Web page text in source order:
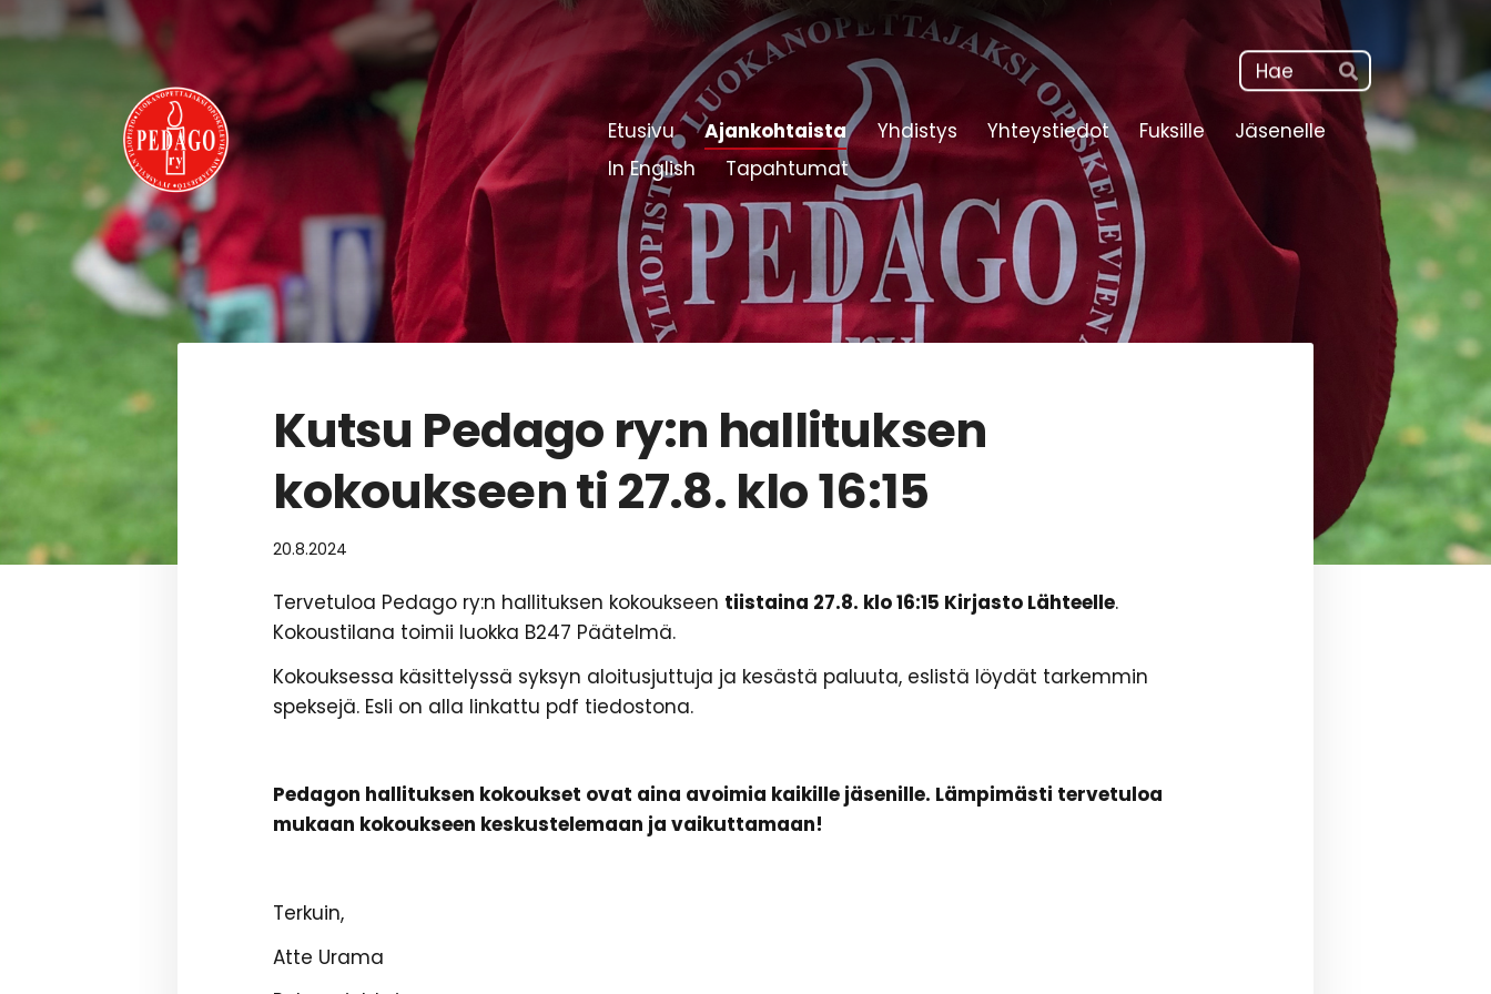
Haku
Hae
Pedago ry
Etusivu Ajankohtaista Yhdistys Yhteystiedot Fuksille
Jäsenelle
In English
Tapahtumat
Kutsu Pedago ry:n hallituksen
kokoukseen ti 27.8. klo 16:15
20.8.2024
Tervetuloa Pedago ry:n hallituksen kokoukseen tiistaina 27.8. klo 16:15 Kirjasto Lähteelle.
Kokoustilana toimii luokka B247 Päätelmä.
Kokouksessa käsittelyssä syksyn aloitusjuttuja ja kesästä paluuta, eslistä löydät tarkemmin
speksejä. Esli on alla linkattu pdf tiedostona.
Pedagon hallituksen kokoukset ovat aina avoimia kaikille jäsenille. Lämpimästi tervetuloa
mukaan kokoukseen keskustelemaan ja vaikuttamaan!
Terkuin,
Atte Urama